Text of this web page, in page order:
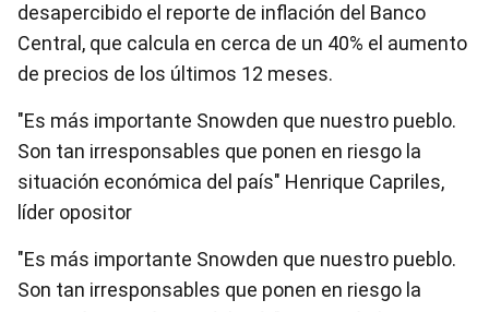
desapercibido el reporte de inflación del Banco
Central, que calcula en cerca de un 40% el aumento
de precios de los últimos 12 meses.
"Es más importante Snowden que nuestro pueblo.
Son tan irresponsables que ponen en riesgo la
situación económica del país" Henrique Capriles,
líder opositor
"Es más importante Snowden que nuestro pueblo.
Son tan irresponsables que ponen en riesgo la